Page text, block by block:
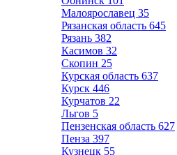
Малоярославец 35
Рязанская область 645
Рязань 382
Касимов 32
Скопин 25
Курская область 637
Курск 446
Курчатов 22
Льгов 5
Пензенская область 627
Пенза 397
Кузнецк 55